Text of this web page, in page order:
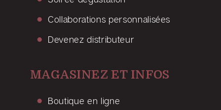
Collaborations personnalisées
Devenez distributeur
MAGASINEZ ET INFOS
Boutique en ligne